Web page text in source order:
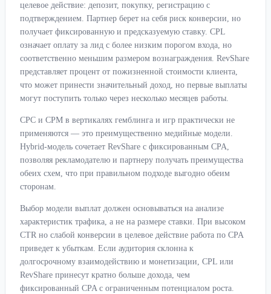
целевое действие: депозит, покупку, регистрацию с
подтверждением. Партнер берет на себя риск конверсии, но
получает фиксированную и предсказуемую ставку. CPL
означает оплату за лид с более низким порогом входа, но
соответственно меньшим размером вознаграждения. RevShare
представляет процент от пожизненной стоимости клиента,
что может принести значительный доход, но первые выплаты
могут поступить только через несколько месяцев работы.
CPC и CPM в вертикалях гемблинга и игр практически не
применяются — это преимущественно медийные модели.
Hybrid-модель сочетает RevShare с фиксированным CPA,
позволяя рекламодателю и партнеру получать преимущества
обеих схем, что при правильном подходе выгодно обеим
сторонам.
Выбор модели выплат должен основываться на анализе
характеристик трафика, а не на размере ставки. При высоком
CTR но слабой конверсии в целевое действие работа по CPA
приведет к убыткам. Если аудитория склонна к
долгосрочному взаимодействию и монетизации, CPL или
RevShare принесут кратно больше дохода, чем
фиксированный CPA с ограниченным потенциалом роста.